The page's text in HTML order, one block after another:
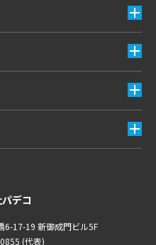
デコ
6-17-19 新御成門ビル5F
(代表)